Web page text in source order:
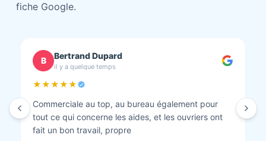
fiche Google.
C chantal BOURBONNAIS
il y a quelque temps
★★★★★
Isolation combles et rénovation façade réalisés.
Travaux bien faits. Personnel au top minutieux et
tout est nickel quand ils ont finis. Vous pouvez y